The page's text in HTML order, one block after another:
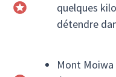
quelques
détendre
Mont Moiwa